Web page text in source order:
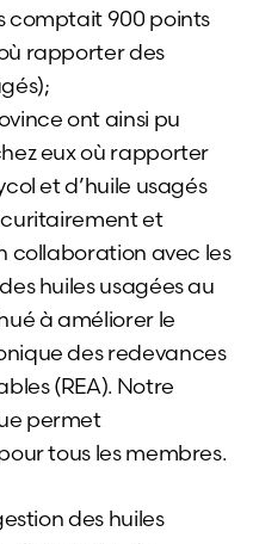
comptait 900 points
rapporter des
ont ainsi pu
eux où rapporter
et d’huile usagés
et
collaboration avec les
huiles usagées au
à améliorer le
des redevances
(REA). Notre
permet
tous les membres.
des huiles